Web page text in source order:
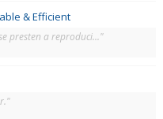
& Efficient
presten a reproduci..."